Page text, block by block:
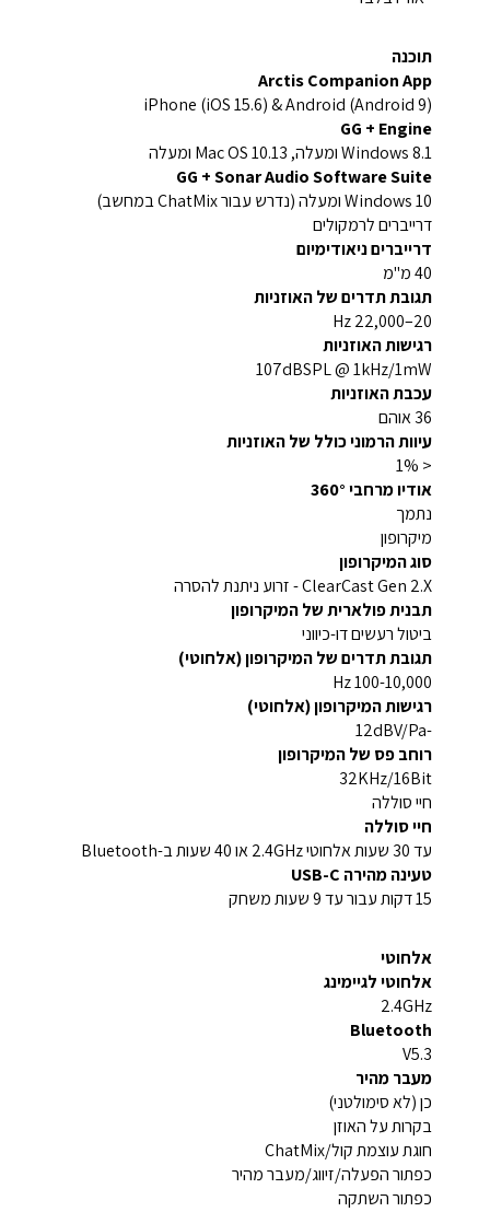
תוכנה
Arctis Companion App
iPhone (iOS 15.6) & Android (Android 9)
GG + Engine
Windows 8.1 ומעלה, Mac OS 10.13 ומעלה
GG + Sonar Audio Software Suite
Windows 10 ומעלה (נדרש עבור ChatMix במחשב)
דרייברים לרמקולים
דרייברים ניאודימיום
40 מ"מ
תגובת תדרים של האוזניות
20–22,000 Hz
רגישות האוזניות
107dBSPL @ 1kHz/1mW
עכבת האוזניות
36 אוהם
עיוות הרמוני כולל של האוזניות
< 1%
אודיו מרחבי 360°
נתמך
מיקרופון
סוג המיקרופון
ClearCast Gen 2.X - זרוע ניתנת להסרה
תבנית פולארית של המיקרופון
ביטול רעשים דו-כיווני
תגובת תדרים של המיקרופון (אלחוטי)
100-10,000 Hz
רגישות המיקרופון (אלחוטי)
-12dBV/Pa
רוחב פס של המיקרופון
32KHz/16Bit
חיי סוללה
חיי סוללה
עד 30 שעות אלחוטי 2.4GHz או 40 שעות ב-Bluetooth
טעינה מהירה USB-C
15 דקות עבור עד 9 שעות משחק
אלחוטי
אלחוטי לגיימינג
2.4GHz
Bluetooth
V5.3
מעבר מהיר
כן (לא סימולטני)
בקרות על האוזן
חוגת עוצמת קול/ChatMix
כפתור הפעלה/זיווג/מעבר מהיר
כפתור השתקה